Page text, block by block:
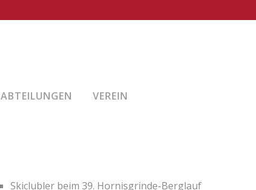
ABTEILUNGEN VEREIN
Skiclubler beim 39. Hornisgrinde-Berglauf